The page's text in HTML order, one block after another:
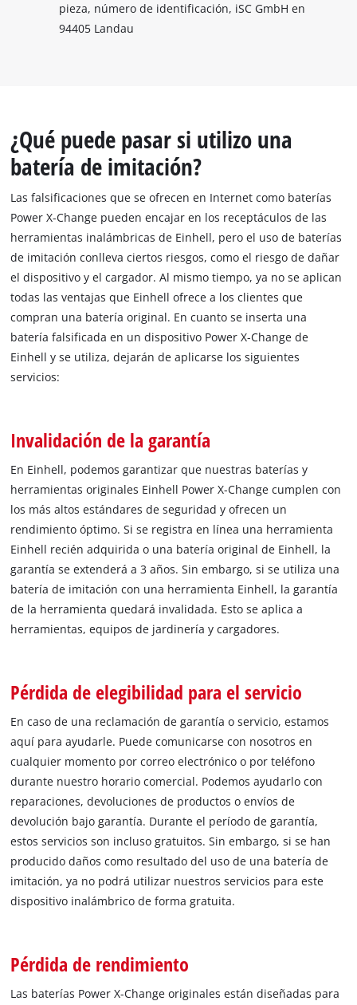
pieza, número de identificación, iSC GmbH en
94405 Landau
¿Qué puede pasar si utilizo una
batería de imitación?
Las falsificaciones que se ofrecen en Internet como baterías
Power X-Change pueden encajar en los receptáculos de las
herramientas inalámbricas de Einhell, pero el uso de baterías
de imitación conlleva ciertos riesgos, como el riesgo de dañar
el dispositivo y el cargador. Al mismo tiempo, ya no se aplican
todas las ventajas que Einhell ofrece a los clientes que
compran una batería original. En cuanto se inserta una
batería falsificada en un dispositivo Power X-Change de
Einhell y se utiliza, dejarán de aplicarse los siguientes
servicios:
Invalidación de la garantía
En Einhell, podemos garantizar que nuestras baterías y
herramientas originales Einhell Power X-Change cumplen con
los más altos estándares de seguridad y ofrecen un
rendimiento óptimo. Si se registra en línea una herramienta
Einhell recién adquirida o una batería original de Einhell, la
garantía se extenderá a 3 años. Sin embargo, si se utiliza una
batería de imitación con una herramienta Einhell, la garantía
de la herramienta quedará invalidada. Esto se aplica a
herramientas, equipos de jardinería y cargadores.
Pérdida de elegibilidad para el servicio
En caso de una reclamación de garantía o servicio, estamos
aquí para ayudarle. Puede comunicarse con nosotros en
cualquier momento por correo electrónico o por teléfono
durante nuestro horario comercial. Podemos ayudarlo con
reparaciones, devoluciones de productos o envíos de
devolución bajo garantía. Durante el período de garantía,
estos servicios son incluso gratuitos. Sin embargo, si se han
producido daños como resultado del uso de una batería de
imitación, ya no podrá utilizar nuestros servicios para este
dispositivo inalámbrico de forma gratuita.
Pérdida de rendimiento
Las baterías Power X-Change originales están diseñadas para